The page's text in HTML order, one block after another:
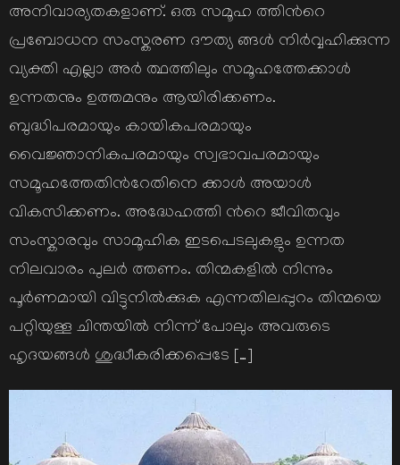
അനിവാര്യതകളാണ്. ഒരു സമൂഹ ത്തിന്‍റെ
പ്രബോധന സംസ്കരണ ദൗത്യ ങ്ങള്‍ നിര്‍വ്വഹിക്കുന്ന
വ്യക്തി എല്ലാ അര്‍ ത്ഥത്തിലും സമൂഹത്തേക്കാള്‍
ഉന്നതനും ഉത്തമനും ആയിരിക്കണം.
ബുദ്ധിപരമായും കായികപരമായും
വൈജ്ഞാനികപരമായും സ്വഭാവപരമായും
സമൂഹത്തേതിന്‍റേതിനെ ക്കാള്‍ അയാള്‍
വികസിക്കണം. അദ്ധേഹത്തി ന്‍റെ ജീവിതവും
സംസ്കാരവും സാമൂഹിക ഇടപെടലുകളും ഉന്നത
നിലവാരം പുലര്‍ ത്തണം. തിന്മകളില്‍ നിന്നും
പൂര്‍ണമായി വിട്ടുനില്‍ക്കുക എന്നതിലപ്പുറം തിന്മയെ
പറ്റിയുള്ള ചിന്തയില്‍ നിന്ന് പോലും അവരുടെ
ഹൃദയങ്ങള്‍ ശുദ്ധീകരിക്കപ്പെടേ […]